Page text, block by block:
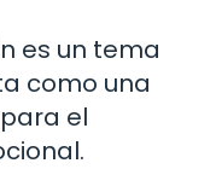
es un tema
como una
el